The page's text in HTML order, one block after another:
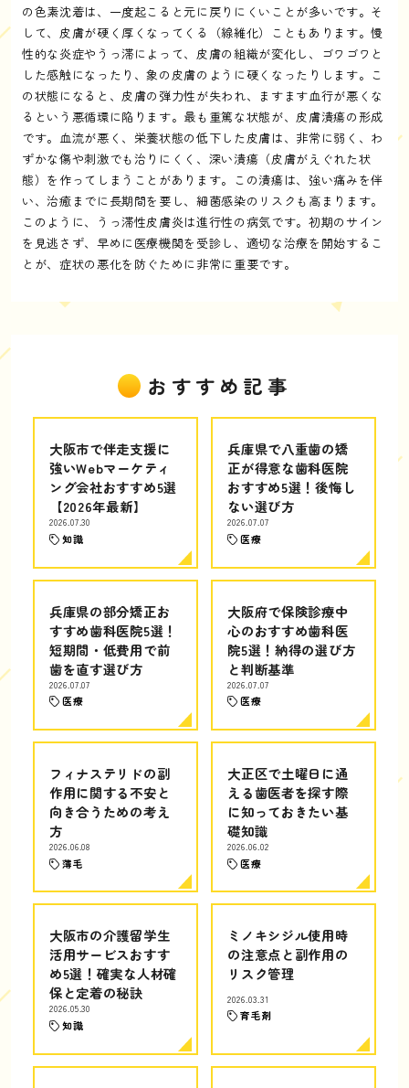
の色素沈着は、一度起こると元に戻りにくいことが多いです。そ
して、皮膚が硬く厚くなってくる（線維化）こともあります。慢
性的な炎症やうっ滞によって、皮膚の組織が変化し、ゴワゴワと
した感触になったり、象の皮膚のように硬くなったりします。こ
の状態になると、皮膚の弾力性が失われ、ますます血行が悪くな
るという悪循環に陥ります。最も重篤な状態が、皮膚潰瘍の形成
です。血流が悪く、栄養状態の低下した皮膚は、非常に弱く、わ
ずかな傷や刺激でも治りにくく、深い潰瘍（皮膚がえぐれた状
態）を作ってしまうことがあります。この潰瘍は、強い痛みを伴
い、治癒までに長期間を要し、細菌感染のリスクも高まります。
このように、うっ滞性皮膚炎は進行性の病気です。初期のサイン
を見逃さず、早めに医療機関を受診し、適切な治療を開始するこ
とが、症状の悪化を防ぐために非常に重要です。
おすすめ記事
大阪市で伴走支援に
強いWebマーケティ
ング会社おすすめ5選
【2026年最新】
2026.07.30
知識
兵庫県で八重歯の矯
正が得意な歯科医院
おすすめ5選！後悔し
ない選び方
2026.07.07
医療
兵庫県の部分矯正お
すすめ歯科医院5選！
短期間・低費用で前
歯を直す選び方
2026.07.07
医療
大阪府で保険診療中
心のおすすめ歯科医
院5選！納得の選び方
と判断基準
2026.07.07
医療
フィナステリドの副
作用に関する不安と
向き合うための考え
方
2026.06.08
薄毛
大正区で土曜日に通
える歯医者を探す際
に知っておきたい基
礎知識
2026.06.02
医療
大阪市の介護留学生
活用サービスおすす
め5選！確実な人材確
保と定着の秘訣
2026.05.30
知識
ミノキシジル使用時
の注意点と副作用の
リスク管理
2026.03.31
育毛剤